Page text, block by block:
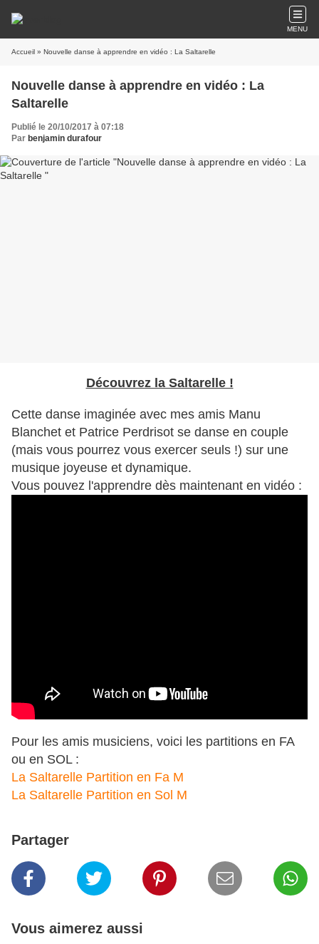
MENU
Accueil » Nouvelle danse à apprendre en vidéo : La Saltarelle
Nouvelle danse à apprendre en vidéo : La
Saltarelle
Publié le 20/10/2017 à 07:18
Par benjamin durafour
Découvrez la Saltarelle !
Cette danse imaginée avec mes amis Manu
Blanchet et Patrice Perdrisot se danse en couple
(mais vous pourrez vous exercer seuls !) sur une
musique joyeuse et dynamique.
Vous pouvez l'apprendre dès maintenant en vidéo :
Pour les amis musiciens, voici les partitions en FA
ou en SOL :
La Saltarelle Partition en Fa M
La Saltarelle Partition en Sol M
Partager
Vous aimerez aussi